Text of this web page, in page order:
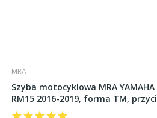
MRA
Szyba motocyklowa MRA YAMAHA
RM15 2016-2019, forma TM,